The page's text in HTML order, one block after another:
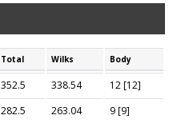
Total Wilks Body
352.5 338.54
12 [12]
282.5 263.04 9 [9]